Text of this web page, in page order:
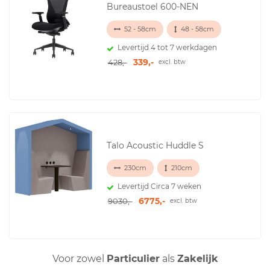
Bureaustoel 600-NEN
52 - 58cm 48 - 58cm
Levertijd 4 tot 7 werkdagen
428,- 339,- excl. btw
Talo Acoustic Huddle S
230cm 210cm
Levertijd Circa 7 weken
9030,- 6775,- excl. btw
Voor zowel Particulierals Zakelijk